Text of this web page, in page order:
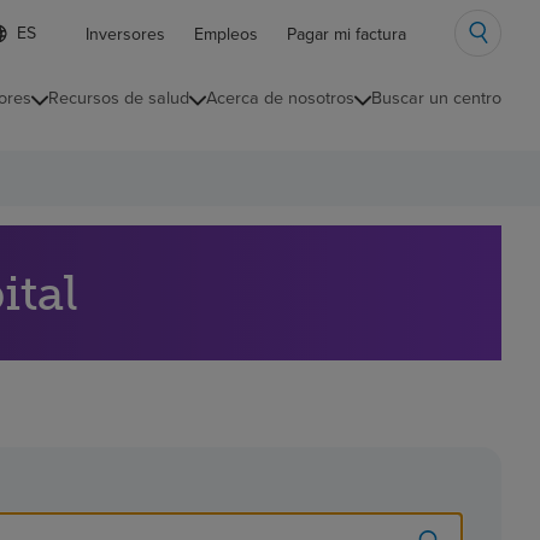
Inversores Empleos Pagar mi factura
Recursos de salud Acerca de nosotros Buscar un centro